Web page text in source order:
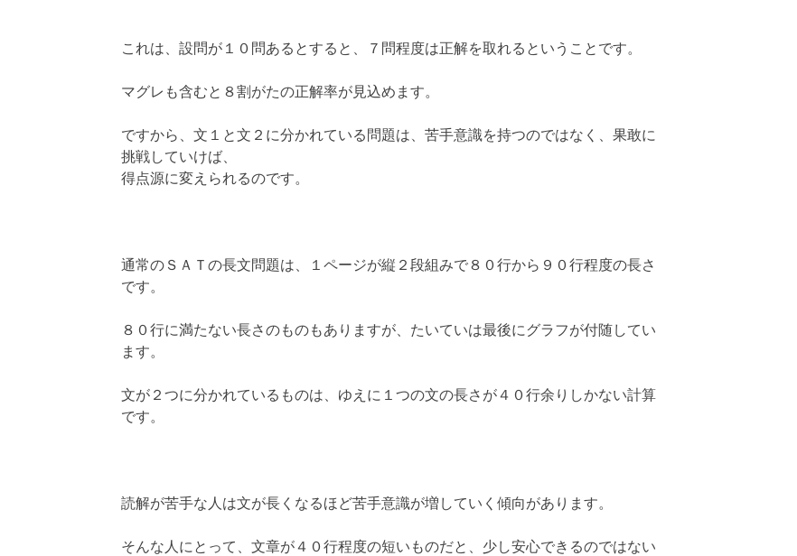
これは、設問が１０問あるとすると、７問程度は正解を取れるということです。
マグレも含むと８割がたの正解率が見込めます。
ですから、文１と文２に分かれている問題は、苦手意識を持つのではなく、果敢に
挑戦していけば、
得点源に変えられるのです。
通常のＳＡＴの長文問題は、１ページが縦２段組みで８０行から９０行程度の長さ
です。
８０行に満たない長さのものもありますが、たいていは最後にグラフが付随してい
ます。
文が２つに分かれているものは、ゆえに１つの文の長さが４０行余りしかない計算
です。
読解が苦手な人は文が長くなるほど苦手意識が増していく傾向があります。
そんな人にとって、文章が４０行程度の短いものだと、少し安心できるのではない